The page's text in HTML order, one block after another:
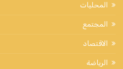
المحليات
المجتمع
الاقتصاد
الرياضة